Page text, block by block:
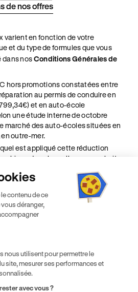
de nos offres
varient en fonction de votre
et du type de formules que vous
nosConditions Générales de
hors promotions constatées entre
au permis de conduire en
et en auto-école
une étude interne de octobre
marché des auto-écoles situées en
outre-mer.
est appliqué cette réduction
dans laquelle vous souhaitez
conformément à l'Article 6
de Vente
CPF variable selon les droits acquis
donné pour un titulaire
CPF. Le reste à charge dépend du
Personnel de Formation et du
contenu de ce
déranger,
nous utilisent pour permettre le
site, mesurer ses performances et
avec vous ?